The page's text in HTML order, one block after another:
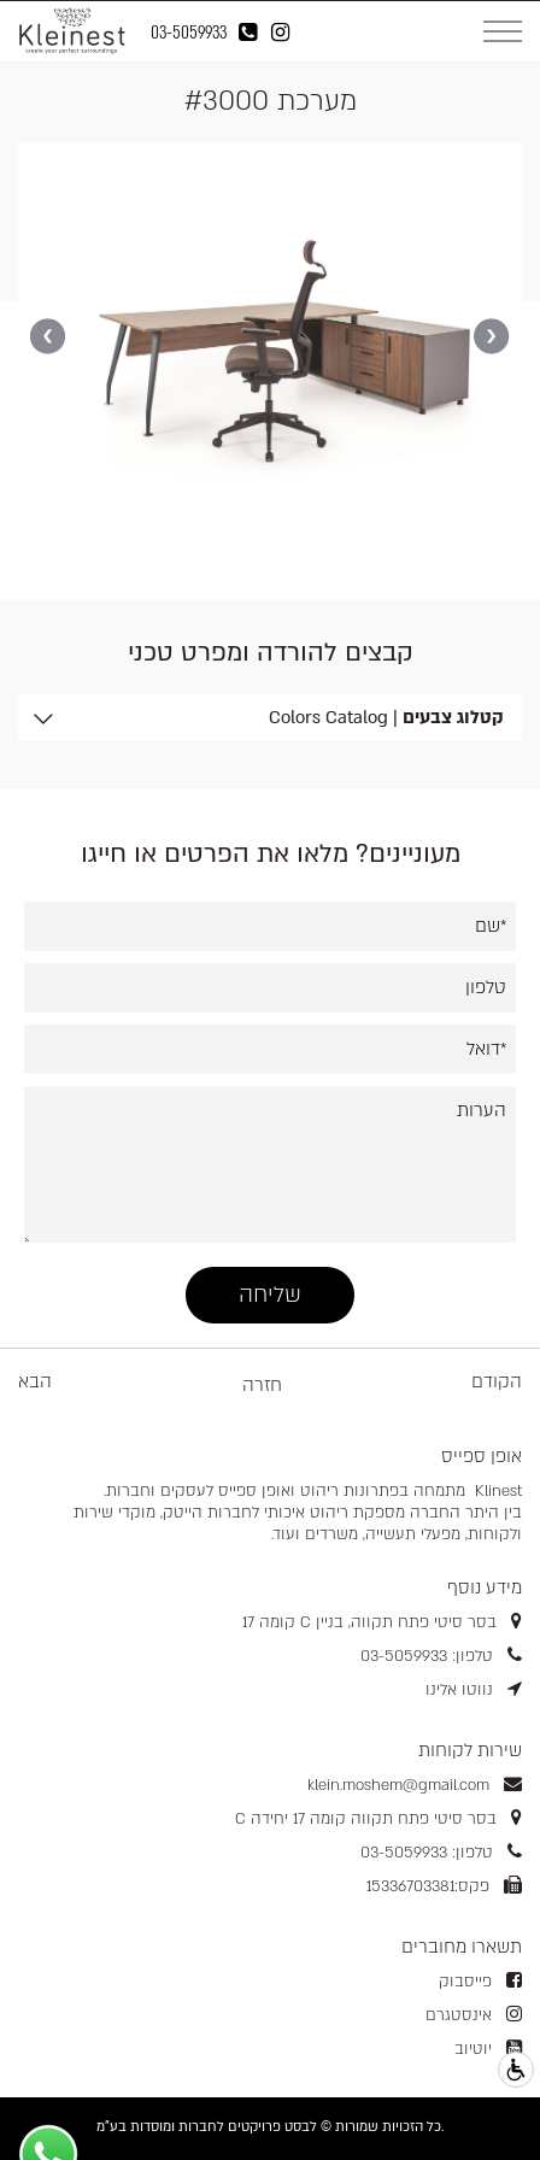
03-5059933
מערכת #3000
קבצים להורדה ומפרט טכני
קטלוג צבעים | Colors Catalog
מעוניינים? מלאו את הפרטים או חייגו
הקודם חזרה הבא
אופן ספייס
Klinest מתמחה בפתרונות ריהוט ואופן ספייס לעסקים וחברות.
בין היתר החברה מספקת ריהוט איכותי לחברות הייטק, מוקדי שירות
ולקוחות, מפעלי תעשייה, משרדים ועוד.
מידע נוסף
בסר סיטי פתח תקווה, בניין C קומה 17
טלפון: 03-5059933
נווטו אלינו
שירות לקוחות
klein.moshem@gmail.com
בסר סיטי פתח תקווה קומה 17 יחידה C
טלפון: 03-5059933
פקס:15336703381
תשארו מחוברים
פייסבוק
אינסטגרם
יוטיוב
כל הזכויות שמורות © לבסט פרויקטים לחברות ומוסדות בע"מ.